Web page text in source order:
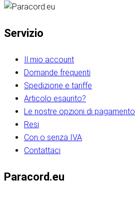
Servizio
Il mio account
Domande frequenti
Spedizione e tariffe
Articolo esaurito?
Le nostre opzioni di pagamento
Resi
Con o senza IVA
Contattaci
Paracord.eu